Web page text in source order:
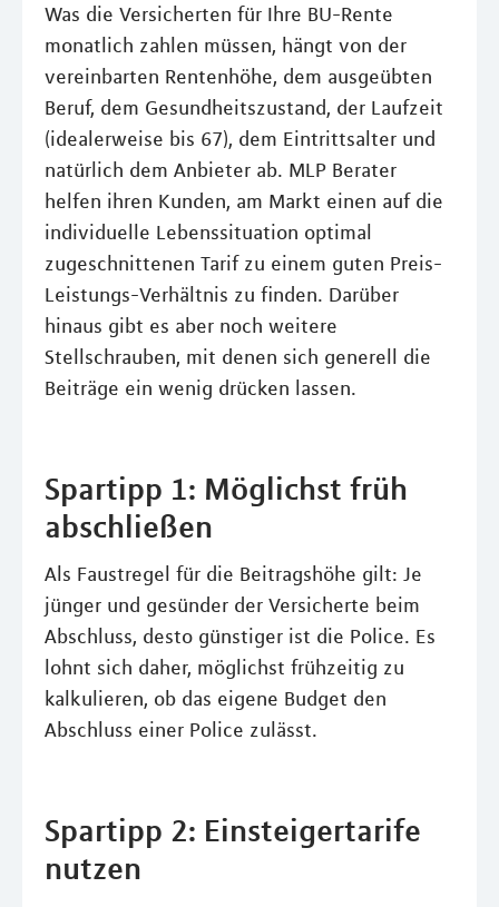
Was die Versicherten für Ihre BU-Rente
monatlich zahlen müssen, hängt von der
vereinbarten Rentenhöhe, dem ausgeübten
Beruf, dem Gesundheitszustand, der Laufzeit
(idealerweise bis 67), dem Eintrittsalter und
natürlich dem Anbieter ab. MLP Berater
helfen ihren Kunden, am Markt einen auf die
individuelle Lebenssituation optimal
zugeschnittenen Tarif zu einem guten Preis-
Leistungs-Verhältnis zu finden. Darüber
hinaus gibt es aber noch weitere
Stellschrauben, mit denen sich generell die
Beiträge ein wenig drücken lassen.
Spartipp 1: Möglichst früh
abschließen
Als Faustregel für die Beitragshöhe gilt: Je
jünger und gesünder der Versicherte beim
Abschluss, desto günstiger ist die Police. Es
lohnt sich daher, möglichst frühzeitig zu
kalkulieren, ob das eigene Budget den
Abschluss einer Police zulässt.
Spartipp 2: Einsteigertarife
nutzen